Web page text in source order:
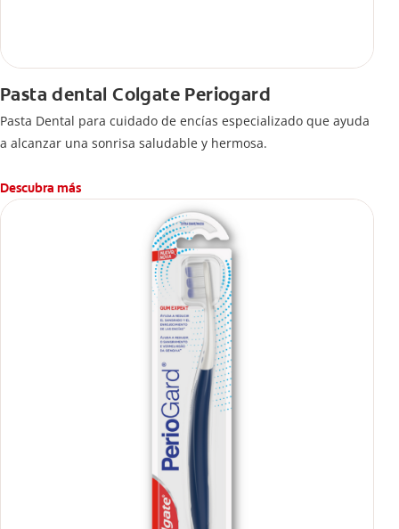
Pasta dental Colgate Periogard
Pasta Dental para cuidado de encías especializado que ayuda
a alcanzar una sonrisa saludable y hermosa.
Descubra más